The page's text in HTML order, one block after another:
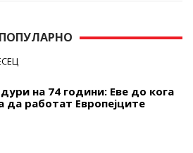
ПОПУЛАРНО
дури на 74 години: Еве до кога
да работат Европејците